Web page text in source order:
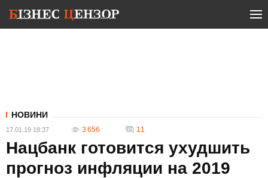
НОВИНИ
17.01.19 18:37 3 656 11
Нацбанк готовится ухудшить
прогноз инфляции на 2019